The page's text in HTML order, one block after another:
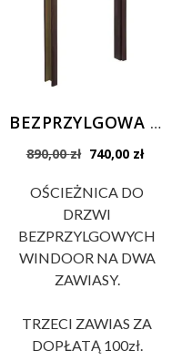
BEZPRZYLGOWA PP ościeżnica regulowana kolory PP POLIPROPYLEN Prestige
890,00zł Pierwotna
wynosiła:
890,00 zł.
740,00 zł
OŚCIEŻNICA DO
DRZWI
BEZPRZYLGOWYCH
WINDOOR NA DWA
ZAWIASY.
TRZECI ZAWIAS ZA
DOPŁATĄ 100zł.